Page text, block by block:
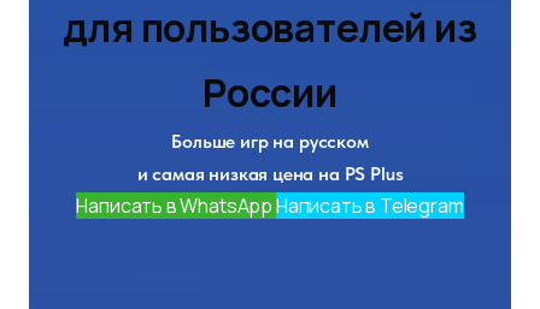
для пользователей из
России
Больше игр на русском
и самая низкая цена на PS Plus
Написать в WhatsAppНаписать в Telegram